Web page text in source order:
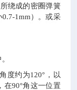
绕成的密圈弹簧
0.7-1mm）。或采
度约为120°，以
在90°角这一位置